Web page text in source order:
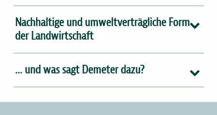
Nachhaltige und umweltverträgliche Form
der Landwirtschaft
... und was sagt Demeter dazu?